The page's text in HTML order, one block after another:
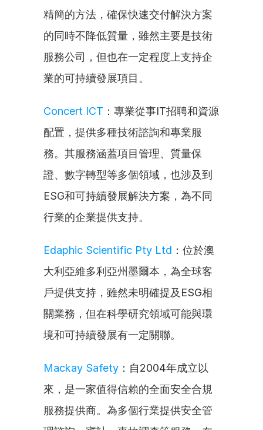
精簡的方法，確保快速交付解決方案
的同時不降低質量，雖然主要是技術
服務公司，但也在一定程度上支持企
業的可持續發展項目。
Concert ICT ：專業從事IT招聘和資源
配置，提供多種技術諮詢和專業服
務。其服務涵蓋項目管理、質量保
證、數字轉型等多個領域，也涉及到
ESG和可持續發展解決方案，為不同
行業的企業提供支持。
Edaphic Scientific Pty Ltd ：位於澳
大利亞維多利亞州墨爾本，為全球客
戶提供支持，雖然未明確提及ESG相
關業務，但在科學研究領域可能與環
境和可持續發展有一定關聯。
Mackay Safety ：自2004年成立以
來，是一家值得信賴的全面安全合規
服務提供商。為多個行業提供安全管